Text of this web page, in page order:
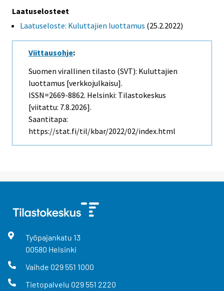
Laatuselosteet
Laatuseloste: Kuluttajien luottamus (25.2.2022)
Viittausohje:
Suomen virallinen tilasto (SVT): Kuluttajien
luottamus [verkkojulkaisu].
ISSN=2669-8862. Helsinki: Tilastokeskus
[viitattu: 7.8.2026].
Saantitapa:
https://stat.fi/til/kbar/2022/02/index.html
Työpajankatu 13
00580 Helsinki
Vaihde 029 551 1000
Tietopalvelu 029 551 2220